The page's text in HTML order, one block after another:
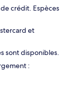
crédit. Espèces
et
sont disponibles.
: